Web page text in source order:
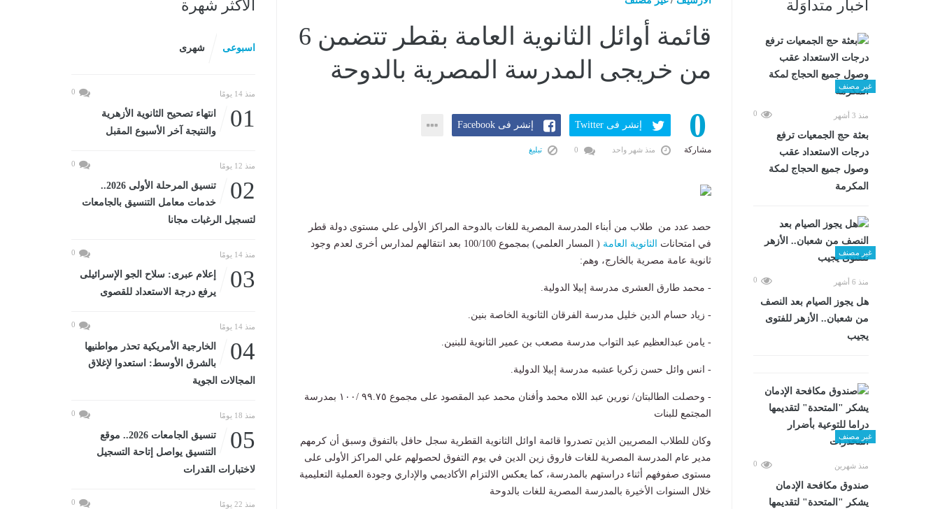
أخبار متداوَلة
غير مصنف
منذ 3 أشهر 0
بعثة حج الجمعيات ترفع
درجات الاستعداد عقب
وصول جميع الحجاج لمكة
المكرمة
غير مصنف
منذ 6 أشهر 0
هل يجوز الصيام بعد النصف
من شعبان.. الأزهر للفتوى
يجيب
غير مصنف
منذ شهرين 0
صندوق مكافحة الإدمان
يشكر "المتحدة" لتقديمها
قائمة أوائل الثانوية العامة بقطر تتضمن 6
من خريجى المدرسة المصرية بالدوحة
0
مشاركة
إنشر فى Twitter إنشر فى Facebook
منذ شهر واحد تبليغ
حصد عدد من طلاب من أبناء المدرسة المصرية للغات بالدوحة المراكز الأولى علي مستوى دولة قطر
في امتحانات
الثانوية العامة
( المسار العلمي) بمجموع 100/100 بعد انتقالهم لمدارس أخرى لعدم وجود
ثانوية عامة مصرية بالخارج، وهم:
- محمد طارق العشرى مدرسة إبيلا الدولية.
- زياد حسام الدين خليل مدرسة الفرقان الثانوية الخاصة بنين.
- يامن عبدالعظيم عبد التواب مدرسة مصعب بن عمير الثانوية للبنين.
- انس وائل حسن زكريا عشبه مدرسة إبيلا الدولية.
- وحصلت الطالبتان/ نورين عبد اللاه محمد وأفنان محمد عبد المقصود على مجموع ٩٩.٧٥ /١٠٠ بمدرسة
المجتمع للبنات
وكان للطلاب المصريين الذين تصدروا قائمة اوائل الثانوية القطرية سجل حافل بالتفوق وسبق أن كرمهم
مدير عام المدرسة المصرية للغات فاروق زين الدين في يوم التفوق لحصولهم علي المراكز الأولى على
مستوى صفوفهم أثناء دراستهم بالمدرسة، كما يعكس الالتزام الأكاديمي والإداري وجودة العملية التعليمية
خلال السنوات الأخيرة بالمدرسة المصرية للغات بالدوحة
الأكثر شهرة
اسبوعى شهرى
منذ 14 يومًا 0
01
انتهاء تصحيح الثانوية الأزهرية
والنتيجة آخر الأسبوع المقبل
منذ 12 يومًا 0
02
تنسيق المرحلة الأولى 2026..
خدمات معامل التنسيق بالجامعات
لتسجيل الرغبات مجانا
منذ 14 يومًا 0
03
إعلام عبرى: سلاح الجو الإسرائيلى
يرفع درجة الاستعداد للقصوى
منذ 14 يومًا 0
04
الخارجية الأمريكية تحذر مواطنيها
بالشرق الأوسط: استعدوا لإغلاق
المجالات الجوية
منذ 18 يومًا 0
05
تنسيق الجامعات 2026.. موقع
التنسيق يواصل إتاحة التسجيل
لاختبارات القدرات
منذ 22 يومًا 0